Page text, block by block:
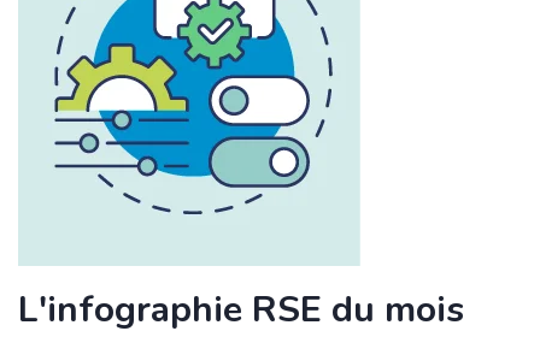
L'infographie RSE du mois